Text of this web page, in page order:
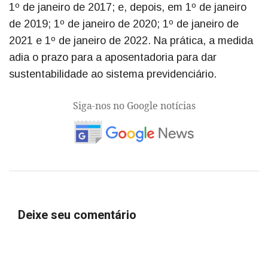
1º de janeiro de 2017; e, depois, em 1º de janeiro
de 2019; 1º de janeiro de 2020; 1º de janeiro de
2021 e 1º de janeiro de 2022. Na prática, a medida
adia o prazo para a aposentadoria para dar
sustentabilidade ao sistema previdenciário.
Siga-nos no Google notícias
Deixe seu comentário